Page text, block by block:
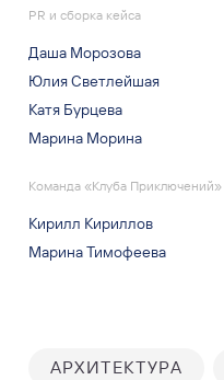
PR и сборка кейса
Даша Морозова
Юлия Светлейшая
Катя Бурцева
Марина Морина
Команда «Клуба Приключений»
Кирилл Кириллов
Марина Тимофеева
АРХИТЕКТУРА